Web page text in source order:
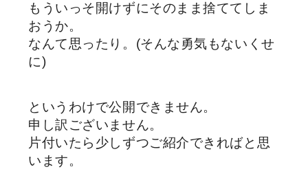
もういっそ開けずにそのまま捨ててしま
おうか。
なんて思ったり。(そんな勇気もないくせ
に)
というわけで公開できません。
申し訳ございません。
片付いたら少しずつご紹介できればと思
います。